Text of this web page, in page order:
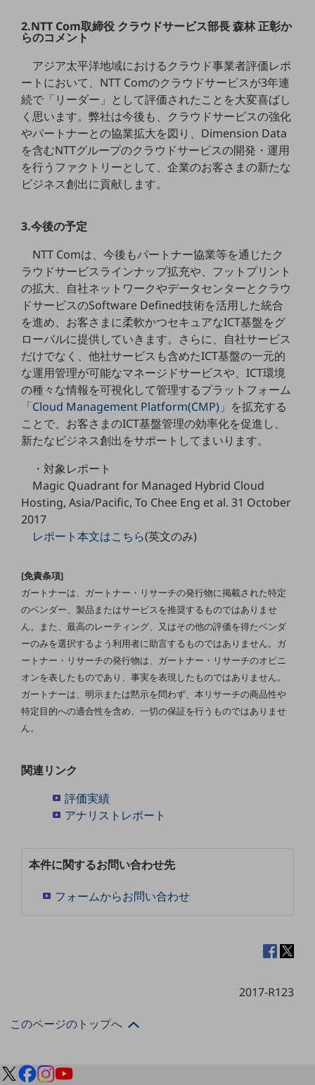
課題・ニーズで探すTOP
コミュニケーション・情報共有
マーケティング
業務効率化
災害対策
職場環境整備
地域共創・地方創生
遠隔監視
顧客体験（CX）改善
自動化・省電化
人材不足解消
業種・業態で探す
業種・業態で探すTOP
自治体
一次産業
医療・介護
モビリティ
製造・建設業
モバイルTOP
法人向けスマホ・携帯に関する、
おすすめの機種、料金やサービスをご紹介
ビジネス向けスマートフォン
タフネススマートフォン
データ通信製品
5G対応ホームルーター
通信モジュール製品
衛星携帯電話
料金TOP
ドコモBiz データ無制限 ドコモ MAX ドコモ mini ドコモBiz かけ放題
home5Gプラン
2.NTT Com取締役 クラウドサービス部長 森林 正彰か
らのコメント
アジア太平洋地域におけるクラウド事業者評価レポ
ートにおいて、NTT Comのクラウドサービスが3年連
続で「リーダー」として評価されたことを大変喜ばし
く思います。弊社は今後も、クラウドサービスの強化
やパートナーとの協業拡大を図り、Dimension Data
を含むNTTグループのクラウドサービスの開発・運用
を行うファクトリーとして、企業のお客さまの新たな
ビジネス創出に貢献します。
3.今後の予定
NTT Comは、今後もパートナー協業等を通じたク
ラウドサービスラインナップ拡充や、フットプリント
の拡大、自社ネットワークやデータセンターとクラウ
ドサービスのSoftware Defined技術を活用した統合
を進め、お客さまに柔軟かつセキュアなICT基盤をグ
ローバルに提供していきます。さらに、自社サービス
だけでなく、他社サービスも含めたICT基盤の一元的
な運用管理が可能なマネージドサービスや、ICT環境
の種々な情報を可視化して管理するプラットフォーム
「Cloud Management Platform(CMP) 」を拡充する
ことで、お客さまのICT基盤管理の効率化を促進し、
新たなビジネス創出をサポートしてまいります。
・対象レポート
Magic Quadrant for Managed Hybrid Cloud
Hosting, Asia/Pacific, To Chee Eng et al. 31 October
2017
レポート本文はこちら(英文のみ)
[免責条項]
ガートナーは、ガートナー・リサーチの発行物に掲載された特定
のベンダー、製品またはサービスを推奨するものではありませ
ん。また、最高のレーティング、又はその他の評価を得たベンダ
ーのみを選択するよう利用者に助言するものではありません。ガ
ートナー・リサーチの発行物は、ガートナー・リサーチのオピニ
オンを表したものであり、事実を表現したものではありません。
ガートナーは、明示または黙示を問わず、本リサーチの商品性や
特定目的への適合性を含め、一切の保証を行うものではありませ
ん。
関連リンク
評価実績
アナリストレポート
本件に関するお問い合わせ先
フォームからお問い合わせ
2017-R123
このページのトップへ